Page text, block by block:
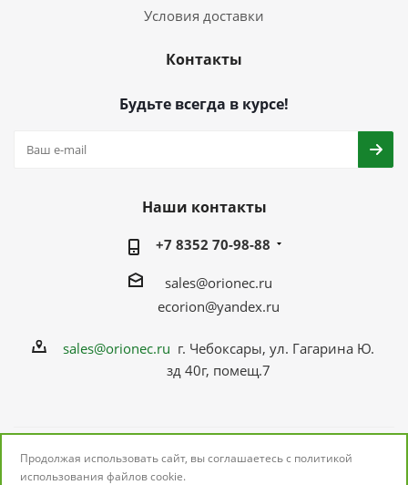
Условия доставки
Контакты
Будьте всегда в курсе!
Наши контакты
+7 8352 70-98-88
sales@orionec.ru
ecorion@yandex.ru
sales@orionec.ru г. Чебоксары, ул. Гагарина Ю.
зд 40г, помещ.7
2026 © ОРИОНЭК: поставщик электронных
Продолжая использовать сайт, вы соглашаетесь с политикой
использования файлов cookie.